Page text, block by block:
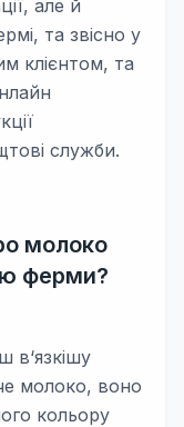
але й
та звісно у
клієнтом, та
служби.
молоко
ферми?
в‘язкішу
молоко, воно
кольору